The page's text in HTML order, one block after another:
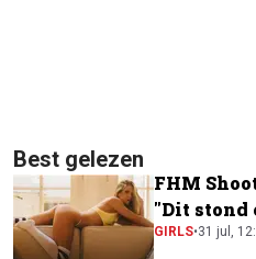
Best gelezen
FHM
"Dit stond
GIRLS•31 jul,